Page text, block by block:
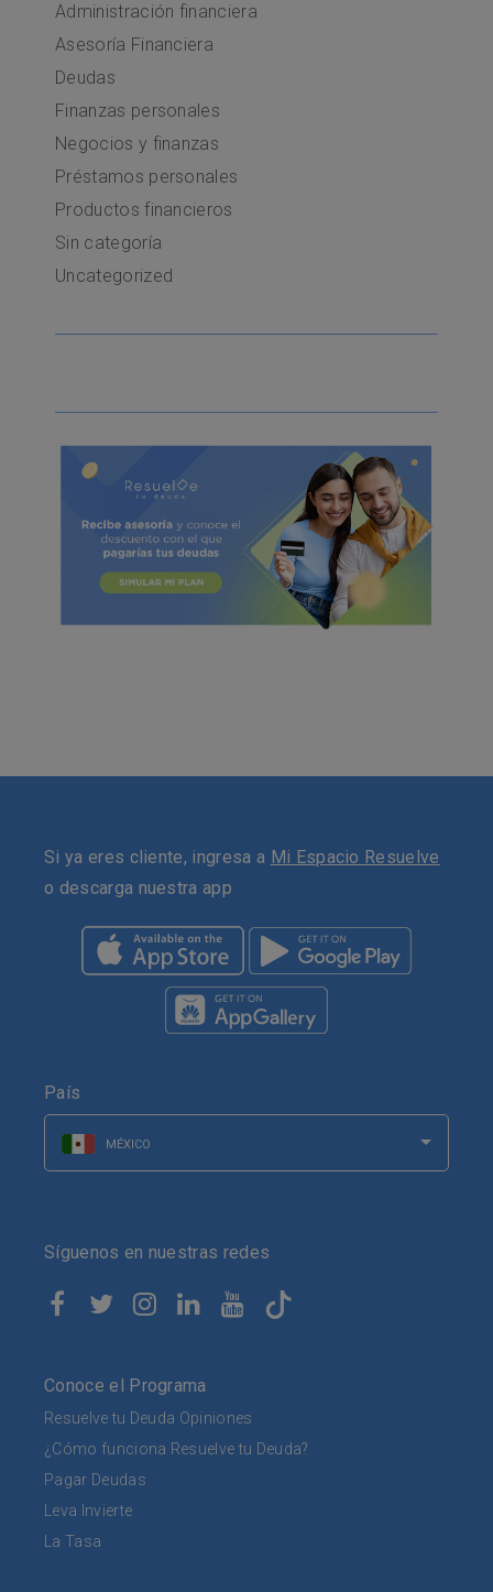
Administración financiera
Asesoría Financiera
Deudas
Finanzas personales
Negocios y finanzas
Préstamos personales
Productos financieros
Sin categoría
Uncategorized
Si ya eres cliente, ingresa a Mi Espacio Resuelve
o descarga nuestra app
País
MÉXICO
Síguenos en nuestras redes
Conoce el Programa
Resuelve tu Deuda Opiniones
¿Cómo funciona Resuelve tu Deuda?
Pagar Deudas
Leva Invierte
La Tasa